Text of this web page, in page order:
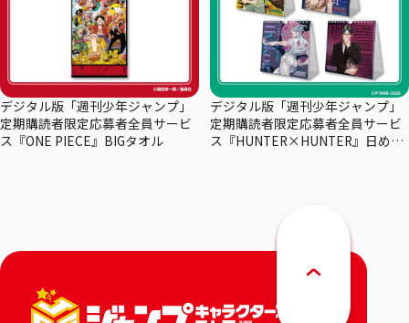
デジタル版「週刊少年ジャンプ」
定期購読者限定応募者全員サービ
ス『ONE PIECE』BIGタオル
デジタル版「週刊少年ジャンプ」
定期購読者限定応募者全員サービ
ス『HUNTER×HUNTER』日めく